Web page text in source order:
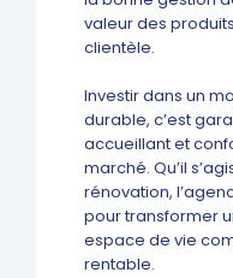
valeur des
clientèle.
Investir dans un
durable, c’est
accueillant et
marché. Qu’il
rénovation,
pour transformer
espace de vie
rentable.